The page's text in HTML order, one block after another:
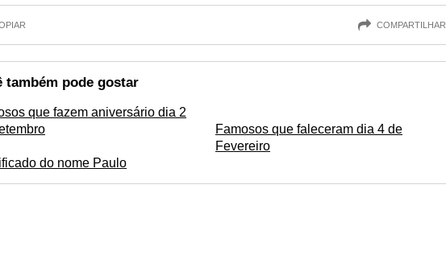
COMPARTILHAR
também pode gostar
que fazem aniversário dia 2
do nome Paulo
Famosos que faleceram dia 4 de
Fevereiro